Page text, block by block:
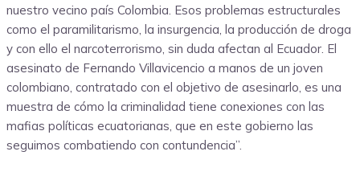
nuestro vecino país Colombia. Esos problemas estructurales
como el paramilitarismo, la insurgencia, la producción de droga
y con ello el narcoterrorismo, sin duda afectan al Ecuador. El
asesinato de Fernando Villavicencio a manos de un joven
colombiano, contratado con el objetivo de asesinarlo, es una
muestra de cómo la criminalidad tiene conexiones con las
mafias políticas ecuatorianas, que en este gobierno las
seguimos combatiendo con contundencia”.